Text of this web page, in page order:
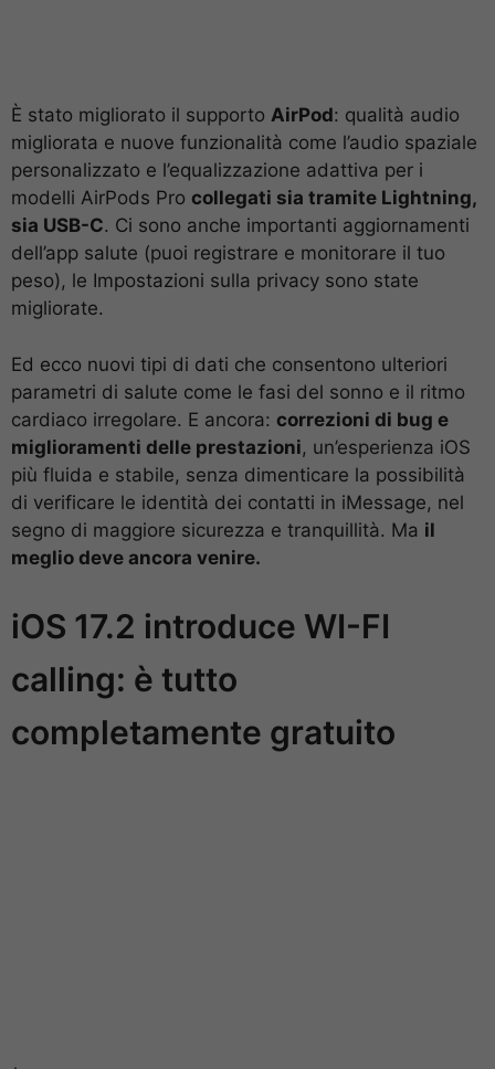
È stato migliorato il supporto AirPod: qualità audio
migliorata e nuove funzionalità come l’audio spaziale
personalizzato e l’equalizzazione adattiva per i
modelli AirPods Pro collegati sia tramite Lightning,
sia USB-C. Ci sono anche importanti aggiornamenti
dell’app salute (puoi registrare e monitorare il tuo
peso), le Impostazioni sulla privacy sono state
migliorate.
Ed ecco nuovi tipi di dati che consentono ulteriori
parametri di salute come le fasi del sonno e il ritmo
cardiaco irregolare. E ancora: correzioni di bug e
miglioramenti delle prestazioni, un’esperienza iOS
più fluida e stabile, senza dimenticare la possibilità
di verificare le identità dei contatti in iMessage, nel
segno di maggiore sicurezza e tranquillità. Ma il
meglio deve ancora venire.
iOS 17.2 introduce WI-FI
calling: è tutto
completamente gratuito